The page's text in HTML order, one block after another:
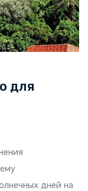
для
дней на